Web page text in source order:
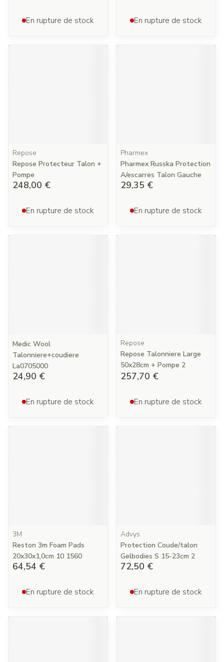
En rupture de stock En rupture de stock
Repose
Repose Protecteur Talon +
Pompe
248,00 €
En rupture de stock
Pharmex
Pharmex Russka Protection
A/escarres Talon Gauche
29,35 €
En rupture de stock
Medic Wool
Talonniere+coudiere
La0705000
24,90 €
En rupture de stock
Repose
Repose Talonniere Large
50x28cm + Pompe 2
257,70 €
En rupture de stock
3M
Reston 3m Foam Pads
20x30x1,0cm 10 1560
64,54 €
En rupture de stock
Advys
Protection Coude/talon
Gelbodies S 15-23cm 2
72,50 €
En rupture de stock